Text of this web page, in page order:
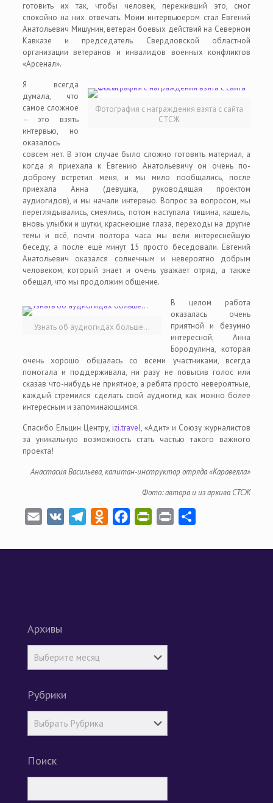
готовить их так, чтобы человек, переживший это, смог
спокойно на них отвечать. Моим интервьюером стал Евгений
Анатольевич Мишунин, ветеран боевых действий на Северном
Кавказе и председатель Свердловской областной
организации ветеранов и инвалидов военных конфликтов
«Арсенал».
Фотография с награждения взята с сайта
СТСЖ
Я всегда
думала, что
самое сложное
– это взять
интервью, но
оказалось
совсем нет. В этом случае было сложно готовить материал, а
когда я приехала к Евгению Анатольевичу он очень по-
доброму встретил меня, и мы мило пообщались, после
приехала Анна (девушка, руководящая проектом
аудиогидов), и мы начали интервью. Вопрос за вопросом, мы
переглядывались, смеялись, потом наступала тишина, кашель,
вновь улыбки и шутки, краснеющие глаза, переходы на другие
темы и всё, почти полтора часа мы вели интереснейшую
беседу, а после ещё минут 15 просто беседовали. Евгений
Анатольевич оказался солнечным и невероятно добрым
человеком, который знает и очень уважает отряд, а также
обещал, что мы продолжим общение.
Узнать об аудиогидах больше…
В целом работа
оказалась очень
приятной и безумно
интересной, Анна
Бородулина, которая
очень хорошо общалась со всеми участниками, всегда
помогала и поддерживала, ни разу не повысив голос или
сказав что-нибудь не приятное, а ребята просто невероятные,
каждый стремился сделать свой аудиогид как можно более
интересным и запоминающимся.
Спасибо Ельцин Центру, izi.travel, «Адит» и Союзу журналистов
за уникальную возможность стать частью такого важного
проекта!
Анастасия Васильева, капитан-инструктор отряда «Каравелла»
Фото: автора и из архива СТСЖ
Email VK TelegramOdnoklassniki
FacebookPrintFriendly
Print
Архивы
Рубрики
Поиск